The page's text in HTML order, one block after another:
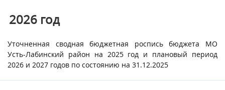
2026 год
Уточненная сводная бюджетная роспись бюджета МО
Усть-Лабинский район на 2025 год и плановый период
2026 и 2027 годов по состоянию на 31.12.2025